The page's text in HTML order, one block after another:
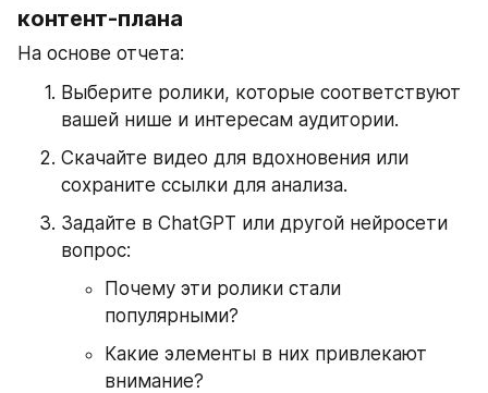
контент-плана
На основе отчета:
Выберите ролики, которые соответствуют
вашей нише и интересам аудитории.
Скачайте видео для вдохновения или
сохраните ссылки для анализа.
Задайте в ChatGPT или другой нейросети
вопрос:
Почему эти ролики стали
популярными?
Какие элементы в них привлекают
внимание?